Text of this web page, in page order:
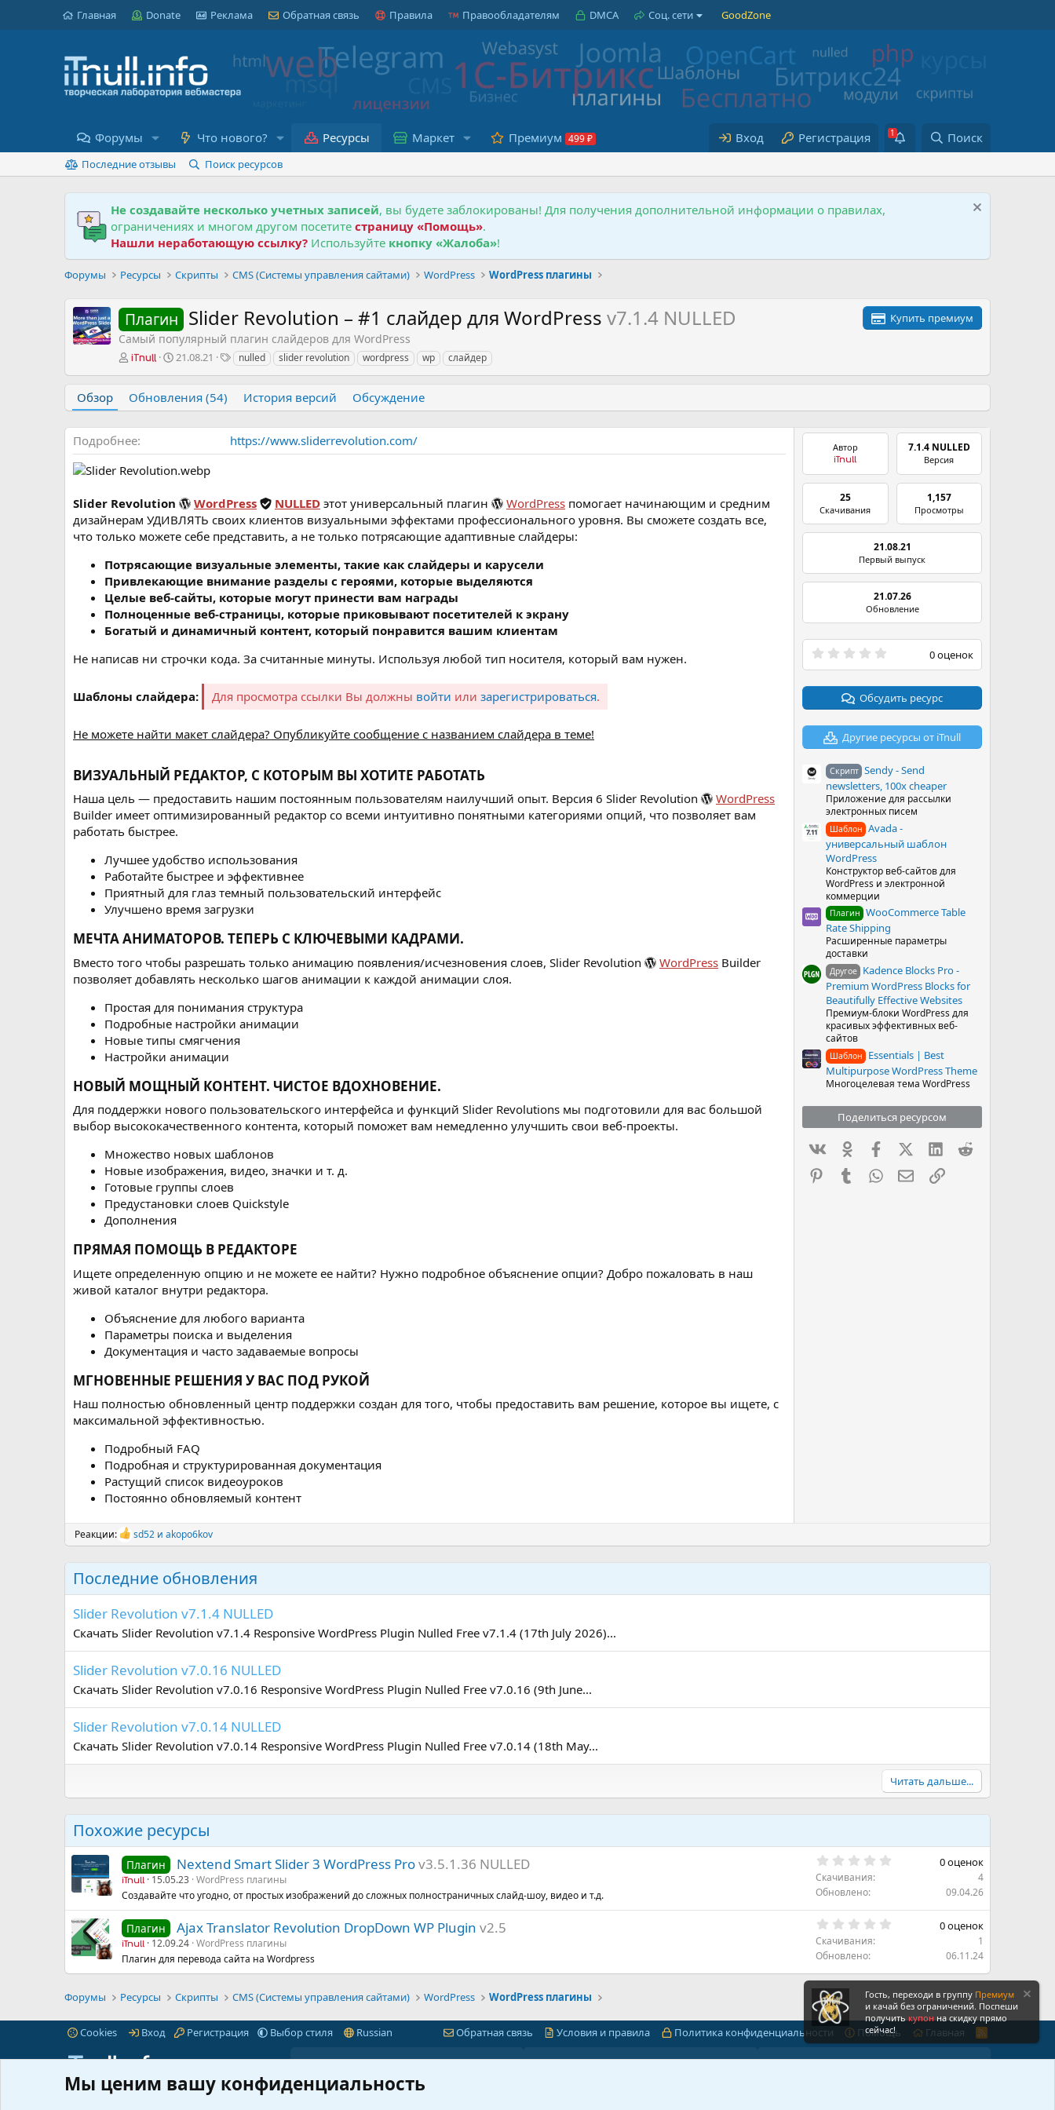
Главная Donate Реклама Обратная связь Правила Правообладателям DMCA Соц. сети GoodZone
Форумы Что нового? Ресурсы Маркет Премиум Вход Регистрация Поиск
Последние отзывы Поиск ресурсов
Не создавайте несколько учетных записей, вы будете заблокированы! Для получения дополнительной информации о правилах,
ограничениях и многом другом посетите страницу «Помощь».
Нашли неработающую ссылку?Используйте кнопку «Жалоба»!
Форумы Ресурсы Скрипты CMS (Системы управления сайтами) WordPress WordPress плагины
Плагин Slider Revolution – #1 слайдер для WordPressv7.1.4 NULLED Купить премиум
Самый популярный плагин слайдеров для WordPress
А
о
р
iTnull
Д
а
с
о
д
а
и
21.08.21
Т nulled slider revolution wordpress wp слайдер
Обзор Обновления (54) История версий Обсуждение
Подробнее https://www.sliderrevolution.com/
Slider Revolution WordPress NULLED этот универсальный плагин WordPress помогает начинающим и средним
дизайнерам УДИВЛЯТЬ своих клиентов визуальными эффектами профессионального уровня. Вы сможете создать все,
что только можете себе представить, а не только потрясающие адаптивные слайдеры:
Потрясающие визуальные элементы, такие как слайдеры и карусели
Привлекающие внимание разделы с героями, которые выделяются
Целые веб-сайты, которые могут принести вам награды
Полноценные веб-страницы, которые приковывают посетителей к экрану
Богатый и динамичный контент, который понравится вашим клиентам
Не написав ни строчки кода. За считанные минуты. Используя любой тип носителя, который вам нужен.
Шаблоны слайдера: Для просмотра ссылки Вы должны войти или зарегистрироваться.
Не можете найти макет слайдера? Опубликуйте сообщение с названием слайдера в теме!
ВИЗУАЛЬНЫЙ РЕДАКТОР, С КОТОРЫМ ВЫ ХОТИТЕ РАБОТАТЬ​
Наша цель — предоставить нашим постоянным пользователям наилучший опыт. Версия 6 Slider Revolution
WordPress
Builder имеет оптимизированный редактор со всеми интуитивно понятными категориями опций, что позволяет вам
работать быстрее.
Лучшее удобство использования
Работайте быстрее и эффективнее
Приятный для глаз темный пользовательский интерфейс
Улучшено время загрузки
МЕЧТА АНИМАТОРОВ. ТЕПЕРЬ С КЛЮЧЕВЫМИ КАДРАМИ.​
Вместо того чтобы разрешать только анимацию появления/исчезновения слоев, Slider Revolution WordPress Builder
позволяет добавлять несколько шагов анимации к каждой анимации слоя.
Простая для понимания структура
Подробные настройки анимации
Новые типы смягчения
Настройки анимации
НОВЫЙ МОЩНЫЙ КОНТЕНТ. ЧИСТОЕ ВДОХНОВЕНИЕ.​
Для поддержки нового пользовательского интерфейса и функций Slider Revolutions мы подготовили для вас большой
выбор высококачественного контента, который поможет вам немедленно улучшить свои веб-проекты.
Множество новых шаблонов
Новые изображения, видео, значки и т. д.
Готовые группы слоев
Предустановки слоев Quickstyle
Дополнения
ПРЯМАЯ ПОМОЩЬ В РЕДАКТОРЕ​
Ищете определенную опцию и не можете ее найти? Нужно подробное объяснение опции? Добро пожаловать в наш
живой каталог внутри редактора.
Объяснение для любого варианта
Параметры поиска и выделения
Документация и часто задаваемые вопросы
МГНОВЕННЫЕ РЕШЕНИЯ У ВАС ПОД РУКОЙ​
Наш полностью обновленный центр поддержки создан для того, чтобы предоставить вам решение, которое вы ищете, с
максимальной эффективностью.
Подробный FAQ
Подробная и структурированная документация
Растущий список видеоуроков
Постоянно обновляемый контент
Автор
iTnull
7.1.4 NULLED
Версия
25
Скачивания
1,157
Просмотры
21.08.21
Первый выпуск
21.07.26
Обновление
0
0
з
в
з
д
0 оценок
Обсудить ресурс
Другие ресурсы от iTnull
Скрипт Sendy - Send
newsletters, 100x cheaper
Приложение для рассылки
электронных писем
Шаблон Avada -
универсальный шаблон
WordPress
Конструктор веб-сайтов для
WordPress и электронной
коммерции
Плагин WooCommerce Table
Rate Shipping
Расширенные параметры
доставки
Другое Kadence Blocks Pro -
Premium WordPress Blocks for
Beautifully Effective Websites
Премиум-блоки WordPress для
красивых эффективных веб-
сайтов
Шаблон
Essentials | Best
Multipurpose WordPress Theme
Многоцелевая тема WordPress
Поделиться ресурсом
ВконтактеОдноклассники
FacebookX (Twitter)
LinkedIn
PinterestTumblrWhatsAppЭлектронная почта
Ссылка
Реакции:
Р
а
к
и
sd52 и akopo6kov
Последние обновления
Slider Revolution v7.1.4 NULLED
Скачать Slider Revolution v7.1.4 Responsive WordPress Plugin Nulled Free v7.1.4 (17th July 2026)...
Slider Revolution v7.0.16 NULLED
Скачать Slider Revolution v7.0.16 Responsive WordPress Plugin Nulled Free v7.0.16 (9th June...
Slider Revolution v7.0.14 NULLED
Скачать Slider Revolution v7.0.14 Responsive WordPress Plugin Nulled Free v7.0.14 (18th May...
Читать дальше...
Похожие ресурсы
Плагин Nextend Smart Slider 3 WordPress Prov3.5.1.36 NULLED
iTnull 15.05.23 WordPress плагины
Создавайте что угодно, от простых изображений до сложных полностраничных слайд-шоу, видео и т.д.
в
0 оценок
Скачивания
4
Обновлено
09.04.26
Плагин Ajax Translator Revolution DropDown WP Plugin v2.5
iTnull 12.09.24 WordPress плагины
Плагин для перевода сайта на Wordpress
в
з
д
0 оценок
Скачивания
1
Обновлено
06.11.24
Форумы Ресурсы Скрипты CMS (Системы управления сайтами) WordPress WordPress плагины
Cookies Вход Регистрация Выбор стиля Russian Обратная связь Условия и правила Политика конфиденциальности Помощь Главная
R
S
iTnull.info - это популярный форум для веб-
Гость, переходи в группу Премиум
и качай без ограничений. Поспеши
получитькупонна скидку прямо
сейчас!
Мы ценим вашу конфиденциальность